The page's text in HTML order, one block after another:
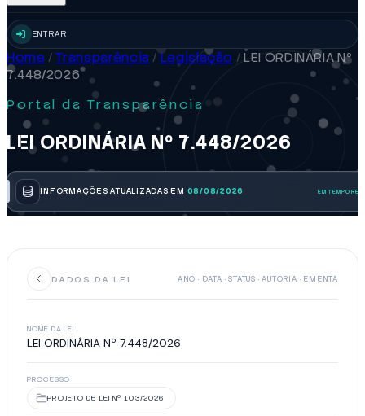
ENTRAR
Home / Transparência / Legislação /LEI ORDINÁRIA Nº
7.448/2026
Portal da Transparência
LEI ORDINÁRIA Nº 7.448/2026
INFORMAÇÕES ATUALIZADAS EM 08/08/2026
DADOS DA LEI ANO · DATA · STATUS · AUTORIA · EMENTA
NOME DA LEI
LEI ORDINÁRIA Nº 7.448/2026
PROCESSO
PROJETO DE LEI Nº 103/2026